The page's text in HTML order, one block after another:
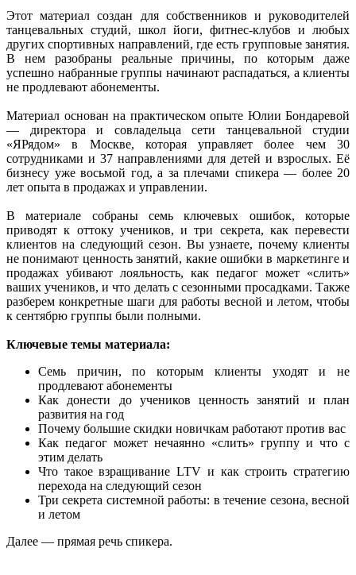
Этот материал создан для собственников и руководителей
танцевальных студий, школ йоги, фитнес-клубов и любых
других спортивных направлений, где есть групповые занятия.
В нем разобраны реальные причины, по которым даже
успешно набранные группы начинают распадаться, а клиенты
не продлевают абонементы.
Материал основан на практическом опыте Юлии Бондаревой
— директора и совладельца сети танцевальной студии
«ЯРядом» в Москве, которая управляет более чем 30
сотрудниками и 37 направлениями для детей и взрослых. Её
бизнесу уже восьмой год, а за плечами спикера — более 20
лет опыта в продажах и управлении.
В материале собраны семь ключевых ошибок, которые
приводят к оттоку учеников, и три секрета, как перевести
клиентов на следующий сезон. Вы узнаете, почему клиенты
не понимают ценность занятий, какие ошибки в маркетинге и
продажах убивают лояльность, как педагог может «слить»
ваших учеников, и что делать с сезонными просадками. Также
разберем конкретные шаги для работы весной и летом, чтобы
к сентябрю группы были полными.
Ключевые темы материала:
Семь причин, по которым клиенты уходят и не
продлевают абонементы
Как донести до учеников ценность занятий и план
развития на год
Почему большие скидки новичкам работают против вас
Как педагог может нечаянно «слить» группу и что с
этим делать
Что такое взращивание LTV и как строить стратегию
перехода на следующий сезон
Три секрета системной работы: в течение сезона, весной
и летом
Далее — прямая речь спикера.